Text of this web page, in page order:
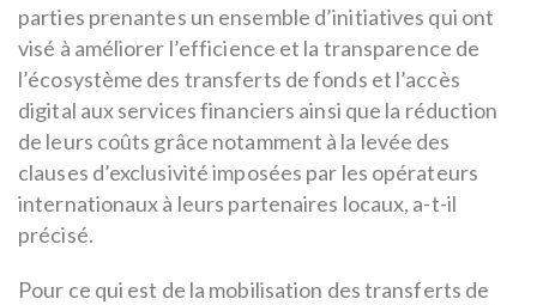
parties prenantes un ensemble d’initiatives qui ont
visé à améliorer l’efficience et la transparence de
l’écosystème des transferts de fonds et l’accès
digital aux services financiers ainsi que la réduction
de leurs coûts grâce notamment à la levée des
clauses d’exclusivité imposées par les opérateurs
internationaux à leurs partenaires locaux, a-t-il
précisé.
Pour ce qui est de la mobilisation des transferts de